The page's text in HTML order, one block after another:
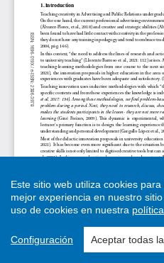
Este sitio web utiliza cookies
mejor experiencia en nuestro sitio
uso de cookies en nuestra
Configuración Aceptar todas